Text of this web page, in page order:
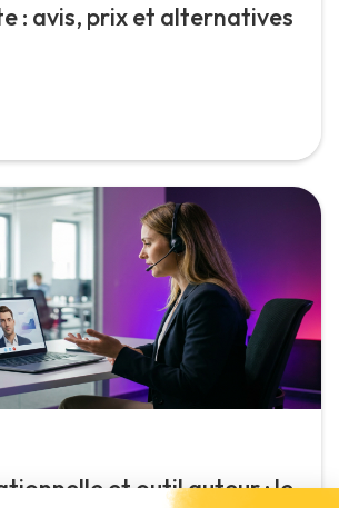
: avis, prix et alternatives
et outil auteur : le